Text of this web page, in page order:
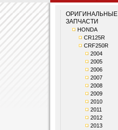
ОРИГИНАЛЬНЫЕ
ЗАПЧАСТИ
HONDA
CR125R
CRF250R
2004
2005
2006
2007
2008
2009
2010
2011
2012
2013